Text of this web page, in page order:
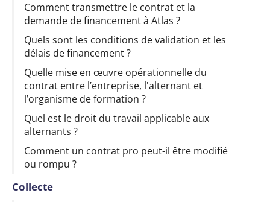
Comment transmettre le contrat et la
demande de financement à Atlas ?
Quels sont les conditions de validation et les
délais de financement ?
Quelle mise en œuvre opérationnelle du
contrat entre l’entreprise, l'alternant et
l’organisme de formation ?
Quel est le droit du travail applicable aux
alternants ?
Comment un contrat pro peut-il être modifié
ou rompu ?
Collecte